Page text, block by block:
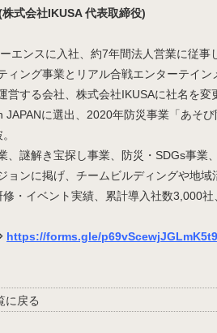
式会社IKUSA 代表取締役)
エンスに入社、約7年間法人営業に従
ィング事業とリアル合戦エンターテイ
営する会社、株式会社IKUSAに社名を
JAPANに選出、2020年防災事業「あそ
、謎解き宝探し事業、防災・SDGs事
ョンに掲げ、チームビルディングや地
・イベント実績、累計導入社数3,000
https://forms.gle/p69vScewjJGLmK5t9
に戻る